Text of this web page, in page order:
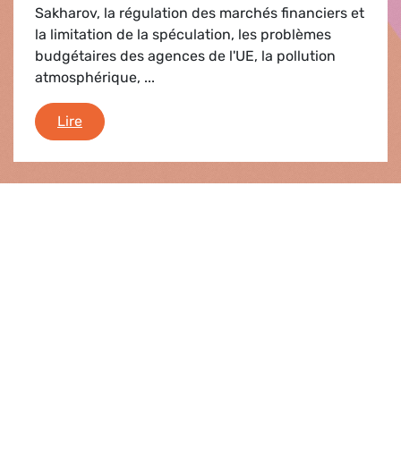
Sakharov, la régulation des marchés financiers et
la limitation de la spéculation, les problèmes
budgétaires des agences de l'UE, la pollution
atmosphérique, ...
LireL'hebdo en bref